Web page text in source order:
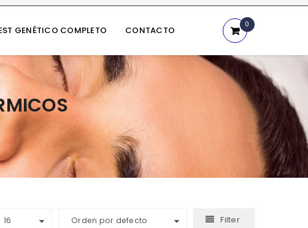
GENÉTICO COMPLETO CONTACTO
0
Filter
Orden por defecto
16